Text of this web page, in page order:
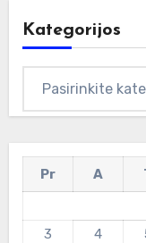
Kategorijos
Pr A
3
4